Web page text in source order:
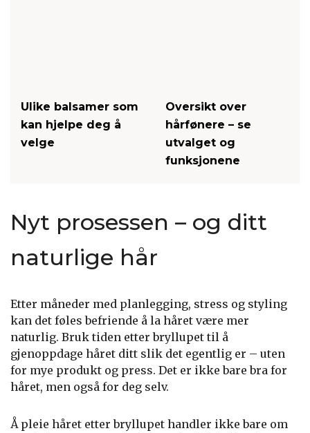
Ulike balsamer som
kan hjelpe deg å
velge
Oversikt over
hårfønere – se
utvalget og
funksjonene
Nyt prosessen – og ditt
naturlige hår
Etter måneder med planlegging, stress og styling
kan det føles befriende å la håret være mer
naturlig. Bruk tiden etter bryllupet til å
gjenoppdage håret ditt slik det egentlig er – uten
for mye produkt og press. Det er ikke bare bra for
håret, men også for deg selv.
Å pleie håret etter bryllupet handler ikke bare om